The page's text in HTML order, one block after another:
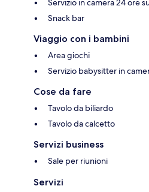
Servizio in camera 24 ore
Snack bar
Viaggio con i bambini
Area giochi
Servizio babysitter in
Cose da fare
Tavolo da biliardo
Tavolo da calcetto
Servizi business
Sale per riunioni
Servizi